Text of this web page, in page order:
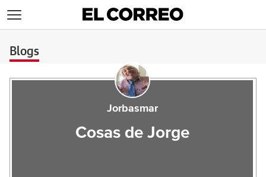
Blogs
Jorbasmar
Cosas de Jorge